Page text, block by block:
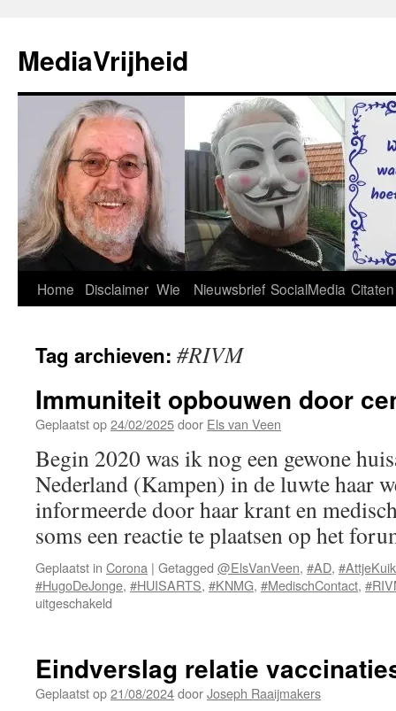
de
inhoud
MediaVrijheid
Home Disclaimer Wie Nieuwsbrief SocialMedia Citaten
Tag archieven: #RIVM
Immuniteit opbouwen door
Geplaatst op24/02/2025door Els van Veen
Begin 2020 was ik nog een gewone
Nederland (Kampen) in de luwte haar
informeerde door haar krant en
soms een reactie te plaatsen op het
Geplaatst in Corona | Getagged @ElsVanVeen, #AD,
#HugoDeJonge, #HUISARTS, #KNMG, #MedischContact,
uitgeschakeld
censuur
Eindverslag relatie
Geplaatst op21/08/2024doorJoseph Raaijmakers